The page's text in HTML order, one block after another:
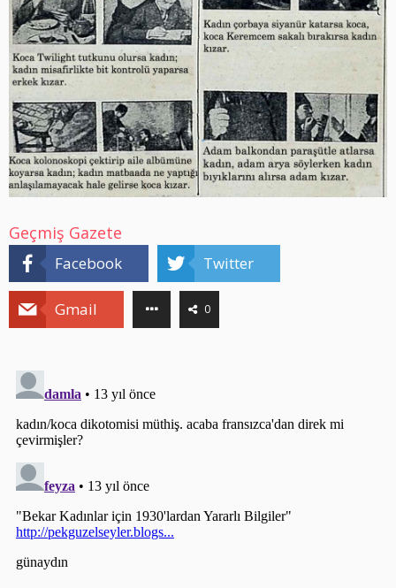
Geçmiş Gazete
Facebook Twitter
Gmail 0